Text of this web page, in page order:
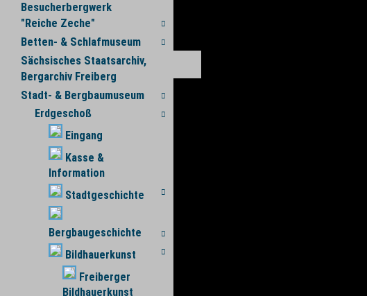
Besucherbergwerk
"Reiche Zeche"
Betten- & Schlafmuseum
Sächsisches Staatsarchiv,
Bergarchiv Freiberg
Stadt- & Bergbaumuseum
Erdgeschoß
Eingang
Kasse &
Information
Stadtgeschichte
Bergbaugeschichte
Bildhauerkunst
Freiberger
Bildhauerkunst